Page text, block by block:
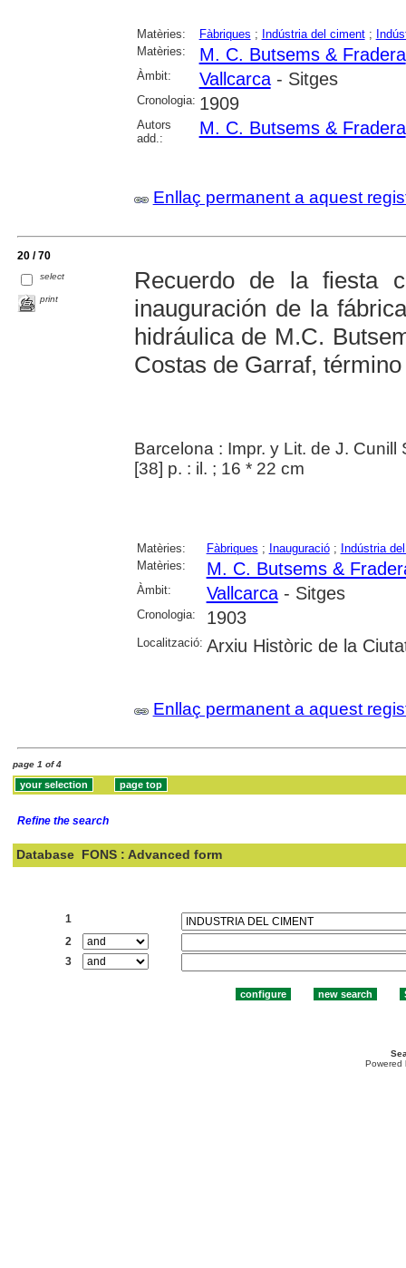
Matèries: Fàbriques ; Indústria del ciment;
Matèries:
M. C. Butsems & Fradera
Àmbit: Vallcarca- Sitges
Cronologia: 1909
Autors
add.:
M. C. Butsems & Fradera
Enllaç permanent a aquest
20 / 70
select
print
Recuerdo de la fiesta
inauguración de la
hidráulica de M.C.
Costas de Garraf,
Barcelona : Impr. y Lit. de J. Cunill
[38] p. : il. ; 16 * 22 cm
Matèries: Fàbriques ; Inauguració; Indústria
Matèries:
M. C. Butsems &
Àmbit: Vallcarca- Sitges
Cronologia: 1903
Localització: Arxiu Històric de la
Enllaç permanent a aquest
page 1 of 4
Refine the search
Database FONS : Advanced form
1
2
3